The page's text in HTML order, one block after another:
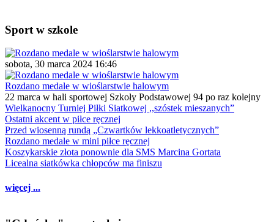
Sport w szkole
sobota, 30 marca 2024 16:46
Rozdano medale w wioślarstwie halowym
22 marca w hali sportowej Szkoły Podstawowej 94 po raz kolejny
Wielkanocny Turniej Piłki Siatkowej ,,szóstek mieszanych”
Ostatni akcent w piłce ręcznej
Przed wiosenną rundą „Czwartków lekkoatletycznych”
Rozdano medale w mini piłce ręcznej
Koszykarskie złota ponownie dla SMS Marcina Gortata
Licealna siatkówka chłopców ma finiszu
więcej ...